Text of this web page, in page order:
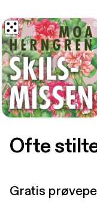
Ofte
Gratis